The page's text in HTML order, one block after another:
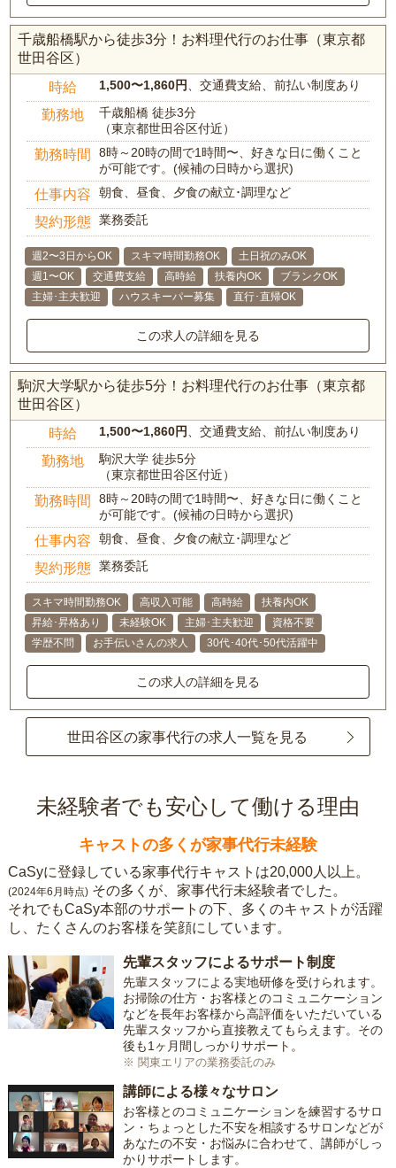
千歳船橋駅から徒歩3分！お料理代行のお仕事（東京都
世田谷区）
時給 1,500〜1,860円 、交通費支給、前払い制度あり
勤務地
千歳船橋 徒歩3分
（東京都世田谷区付近）
勤務時間
8時～20時の間で1時間〜、好きな日に働くこと
が可能です。(候補の日時から選択)
仕事内容 朝食、昼食、夕食の献立･調理など
契約形態 業務委託
週2〜3日からOK スキマ時間勤務OK
土日祝のみOK
週1〜OK
交通費支給 高時給 扶養内OK
ブランクOK
主婦･主夫歓迎
ハウスキーパー募集 直行･直帰OK
この求人の詳細を見る
駒沢大学駅から徒歩5分！お料理代行のお仕事（東京都
世田谷区）
時給 1,500〜1,860円 、交通費支給、前払い制度あり
勤務地
駒沢大学 徒歩5分
（東京都世田谷区付近）
勤務時間
8時～20時の間で1時間〜、好きな日に働くこと
が可能です。(候補の日時から選択)
仕事内容 朝食、昼食、夕食の献立･調理など
契約形態 業務委託
スキマ時間勤務OK 高収入可能 高時給
扶養内OK
昇給･昇格あり
未経験OK 主婦･主夫歓迎
資格不要
学歴不問
お手伝いさんの求人 30代･40代･50代活躍中
この求人の詳細を見る
世田谷区の家事代行の求人一覧を見る
未経験者でも安心して働ける理由
キャストの多くが家事代行未経験
CaSyに登録している家事代行キャストは20,000人以上。
(2024年6月時点) その多くが、家事代行未経験者でした。
それでもCaSy本部のサポートの下、多くのキャストが活躍
し、たくさんのお客様を笑顔にしています。
先輩スタッフによるサポート制度
先輩スタッフによる実地研修を受けられます。
お掃除の仕方・お客様とのコミュニケーション
などを長年お客様から高評価をいただいている
先輩スタッフから直接教えてもらえます。その
後も1ヶ月間しっかりサポート。
※ 関東エリアの業務委託のみ
講師による様々なサロン
お客様とのコミュニケーションを練習するサロ
ン・ちょっとした不安を相談するサロンなどが
あなたの不安・お悩みに合わせて、講師がしっ
かりサポートします。